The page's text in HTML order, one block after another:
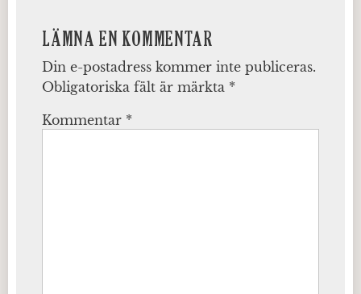
LÄMNA EN KOMMENTAR
Din e-postadress kommer inte publiceras.
Obligatoriska fält är märkta *
Kommentar *